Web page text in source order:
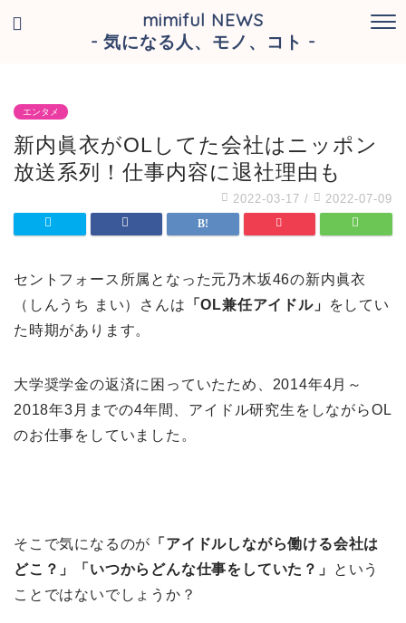
mimiful NEWS
- 気になる人、モノ、コト -
エンタメ
新内眞衣がOLしてた会社はニッポン
放送系列！仕事内容に退社理由も
2022-03-17 / 2022-07-09
セントフォース所属となった元乃木坂46の新内眞衣
（しんうち まい）さんは 「OL兼任アイドル」
をしてい
た時期があります。
大学奨学金の返済に困っていたため、2014年4月～
2018年3月までの4年間、アイドル研究生をしながらOL
のお仕事をしていました。
そこで気になるのが 「アイドルしながら働ける会社は
どこ？」「いつからどんな仕事をしていた？」
という
ことではないでしょうか？